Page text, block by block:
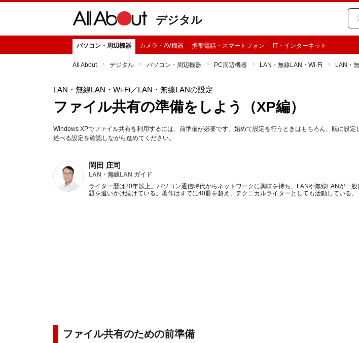
デジタル
パソコン・周辺機器 カメラ・AV機器 携帯電話・スマートフォン IT・インターネット
All About デジタル パソコン・周辺機器 PC周辺機器 LAN・無線LAN・Wi-Fi LAN・
LAN・無線LAN・Wi-Fi／LAN・無線LANの設定
ファイル共有の準備をしよう（XP編）
Windows XPでファイル共有を利用するには、前準備が必要です。始めて設定を行うときはもちろん、既に設定
述べる設定を確認しながら進めてください。
岡田 庄司
LAN・無線LAN ガイド
ライター歴は20年以上。パソコン通信時代からネットワークに興味を持ち、LANや無線LANが一
題を追いかけ続けている。著作はすでに40冊を超え、テクニカルライターとしても活動している。
ファイル共有のための前準備